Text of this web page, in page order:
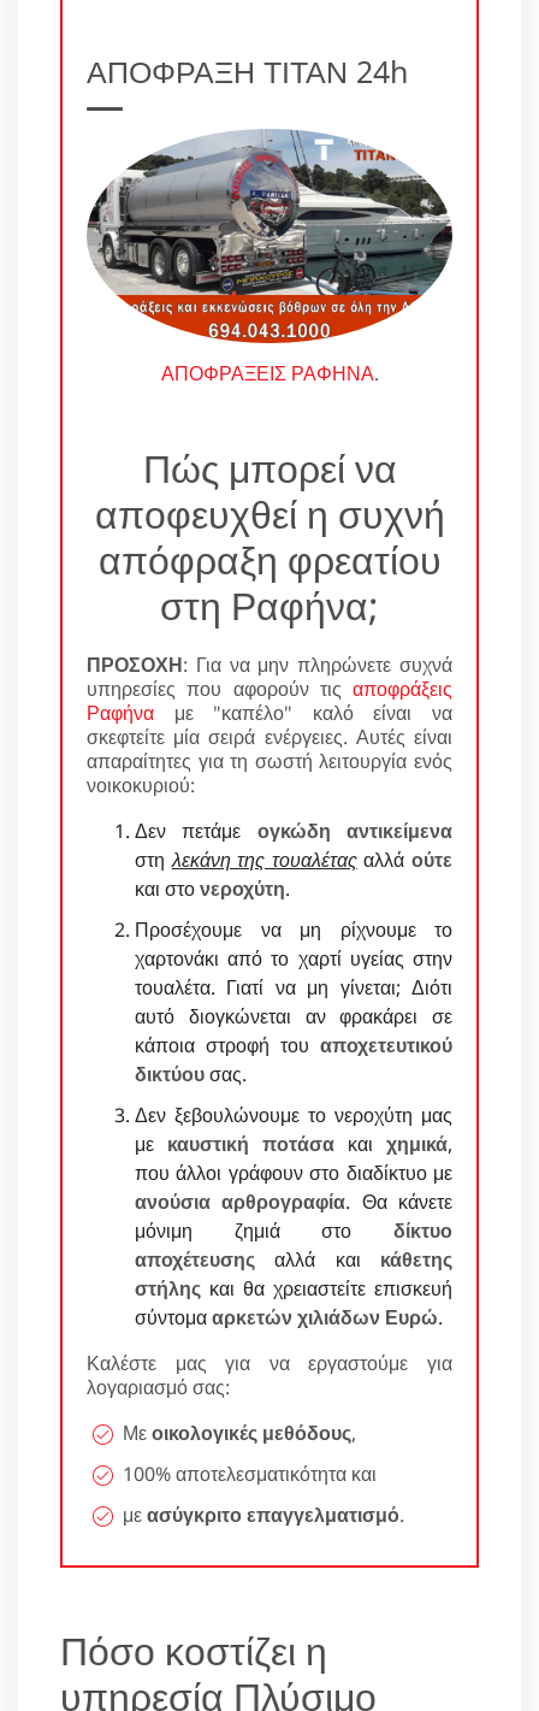
ΑΠΟΦΡΑΞΗ ΤΙΤΑΝ 24h
ΑΠΟΦΡΑΞΕΙΣ ΡΑΦΗΝΑ.
Πώς μπορεί να
αποφευχθεί η συχνή
απόφραξη φρεατίου
στη Ραφήνα;
ΠΡΟΣΟΧΗ: Για να μην πληρώνετε συχνά
υπηρεσίες που αφορούν τις αποφράξεις
Ραφήνα με "καπέλο" καλό είναι να
σκεφτείτε μία σειρά ενέργειες. Αυτές είναι
απαραίτητες για τη σωστή λειτουργία ενός
νοικοκυριού:
Δεν πετάμε ογκώδη αντικείμενα
στηλεκάνη της τουαλέταςαλλάούτε
και στονεροχύτη.
Προσέχουμε να μη ρίχνουμε το
χαρτονάκι από το χαρτί υγείας στην
τουαλέτα. Γιατί να μη γίνεται; Διότι
αυτό διογκώνεται αν φρακάρει σε
κάποια στροφή του αποχετευτικού
δικτύουσας.
Δεν ξεβουλώνουμε το νεροχύτη μας
με καυστική ποτάσα και χημικά,
που άλλοι γράφουν στο διαδίκτυο με
ανούσια αρθρογραφία. Θα κάνετε
μόνιμη ζημιά στο δίκτυο
αποχέτευσης αλλά και κάθετης
στήλης και θα χρειαστείτε επισκευή
σύντομααρκετών χιλιάδων Ευρώ.
Καλέστε μας για να εργαστούμε για
λογαριασμό σας:
Μεοικολογικές μεθόδους,
100% αποτελεσματικότητα και
μεασύγκριτο επαγγελματισμό.
Πόσο κοστίζει η
υπηρεσία Πλύσιμο